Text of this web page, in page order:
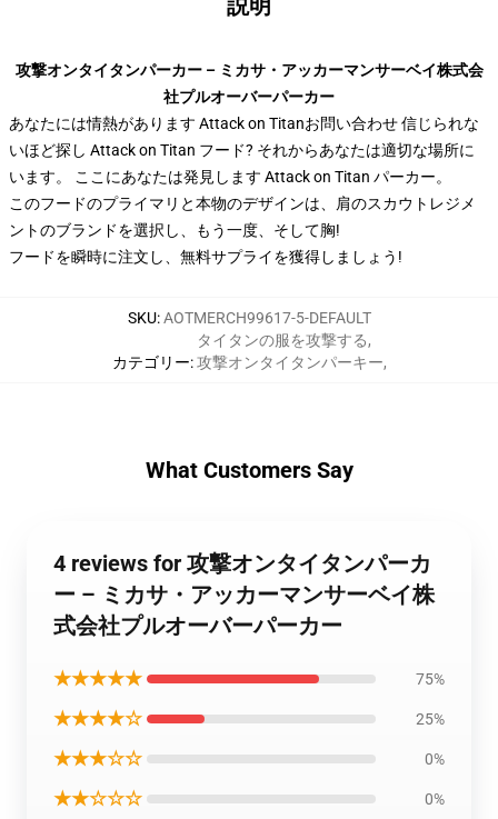
説明
攻撃オンタイタンパーカー – ミカサ・アッカーマンサーベイ株式会
社プルオーバーパーカー
あなたには情熱があります Attack on Titanお問い合わせ 信じられな
いほど探し Attack on Titan フード? それからあなたは適切な場所に
います。 ここにあなたは発見します Attack on Titan パーカー。
このフードのプライマリと本物のデザインは、肩のスカウトレジメ
ントのブランドを選択し、もう一度、そして胸!
フードを瞬時に注文し、無料サプライを獲得しましょう!
SKU:AOTMERCH99617-5-DEFAULT
カテゴリー:
タイタンの服を攻撃する,
攻撃オンタイタンパーキー,
What Customers Say
4 reviews for 攻撃オンタイタンパーカ
ー – ミカサ・アッカーマンサーベイ株
式会社プルオーバーパーカー
★★★★★ 75%
★★★★☆ 25%
★★★☆☆ 0%
★★☆☆☆ 0%